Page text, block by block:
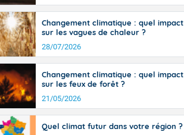
du
50-60 km/h
les
l'après-
général, 14
Changement climatique : quel impact
sur les vagues de chaleur ?
28/07/2026
Changement climatique : quel impact
sur les feux de forêt ?
21/05/2026
Quel climat futur dans votre région ?